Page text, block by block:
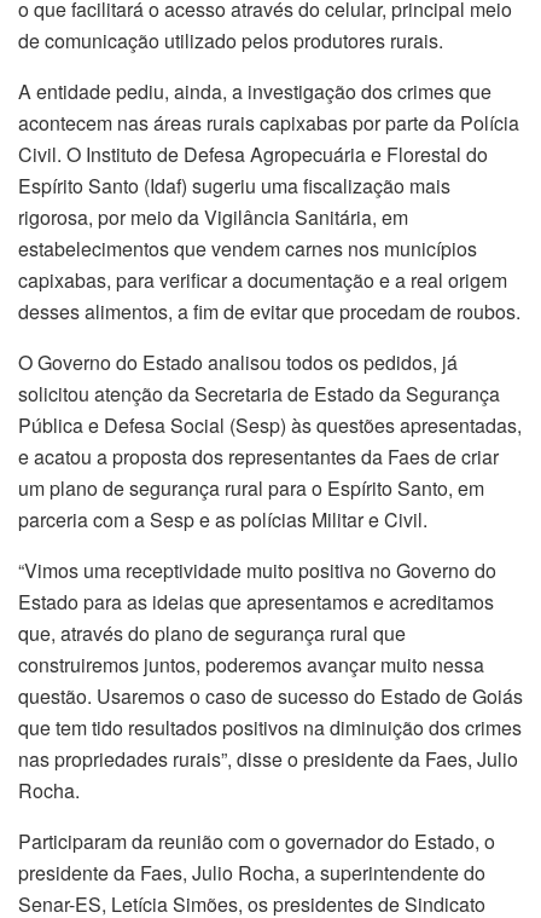
o que facilitará o acesso através do celular, principal meio
de comunicação utilizado pelos produtores rurais.
A entidade pediu, ainda, a investigação dos crimes que
acontecem nas áreas rurais capixabas por parte da Polícia
Civil. O Instituto de Defesa Agropecuária e Florestal do
Espírito Santo (Idaf) sugeriu uma fiscalização mais
rigorosa, por meio da Vigilância Sanitária, em
estabelecimentos que vendem carnes nos municípios
capixabas, para verificar a documentação e a real origem
desses alimentos, a fim de evitar que procedam de roubos.
O Governo do Estado analisou todos os pedidos, já
solicitou atenção da Secretaria de Estado da Segurança
Pública e Defesa Social (Sesp) às questões apresentadas,
e acatou a proposta dos representantes da Faes de criar
um plano de segurança rural para o Espírito Santo, em
parceria com a Sesp e as polícias Militar e Civil.
“Vimos uma receptividade muito positiva no Governo do
Estado para as ideias que apresentamos e acreditamos
que, através do plano de segurança rural que
construiremos juntos, poderemos avançar muito nessa
questão. Usaremos o caso de sucesso do Estado de Goiás
que tem tido resultados positivos na diminuição dos crimes
nas propriedades rurais”, disse o presidente da Faes, Julio
Rocha.
Participaram da reunião com o governador do Estado, o
presidente da Faes, Julio Rocha, a superintendente do
Senar-ES, Letícia Simões, os presidentes de Sindicato